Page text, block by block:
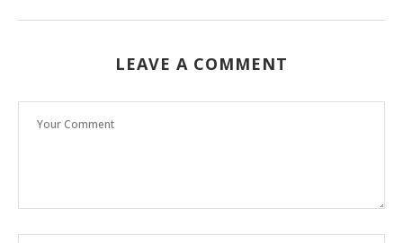
LEAVE A COMMENT